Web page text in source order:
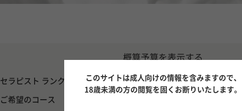
概算予算を表示する
セラピスト ランク指名料
ご希望のコース
このサイトは成人向けの情報を含みますので、
18歳未満の方の閲覧を固くお断りいたします。